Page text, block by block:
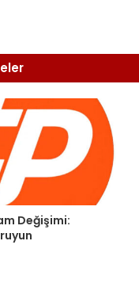
Değişimi: